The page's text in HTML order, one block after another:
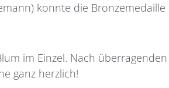
konnte die Bronzemedaille
im Einzel. Nach überragenden
ganz herzlich!